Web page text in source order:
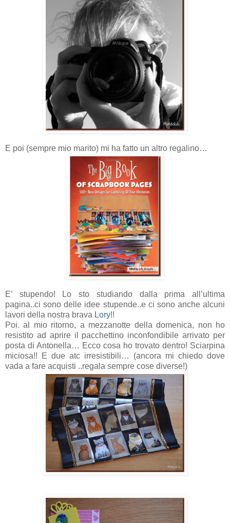
E poi (sempre mio marito) mi ha fatto un altro regalino…
E’ stupendo! Lo sto studiando dalla prima all’ultima
pagina..ci sono delle idee stupende..e ci sono anche alcuni
lavori della nostra brava Lory!!
Poi. al mio ritorno, a mezzanotte della domenica, non ho
resistito ad aprire il pacchettino inconfondibile arrivato per
posta di Antonella… Ecco cosa ho trovato dentro! Sciarpina
miciosa!! E due atc irresistibili… (ancora mi chiedo dove
vada a fare acquisti ..regala sempre cose diverse!)